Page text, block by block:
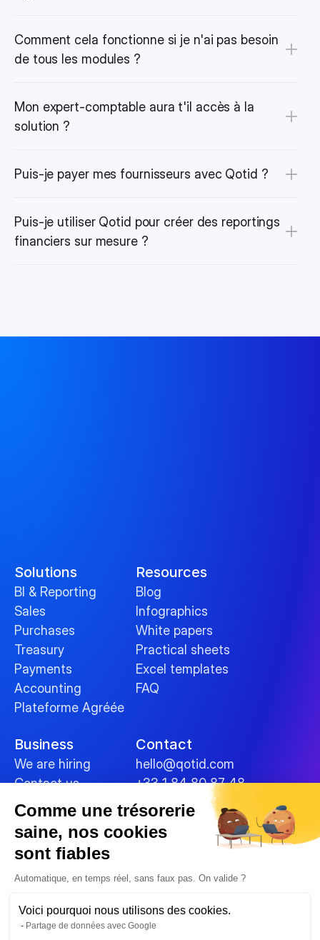
Comme une trésorerie
saine, nos cookies
sont fiables
Automatique, en temps réel, sans faux pas. On valide ?
Voici pourquoi nous utilisons des cookies.
Partage de données avec Google
Comment cela fonctionne si je n'ai pas besoin
de tous les modules ?
Mon expert-comptable aura t'il accès à la
solution ?
Puis-je payer mes fournisseurs avec Qotid ?
Puis-je utiliser Qotid pour créer des reportings
financiers sur mesure ?
Solutions
BI & Reporting
Sales
Purchases
Treasury
Payments
Accounting
Plateforme Agréée
Resources
Blog
Infographics
White papers
Practical sheets
Excel templates
FAQ
Business
We are hiring
Contact us
Contact
hello@qotid.com
+33 1 84 80 87 48
Policies
Terms and conditions
Legal Notices
Cookies
Privacy Policy